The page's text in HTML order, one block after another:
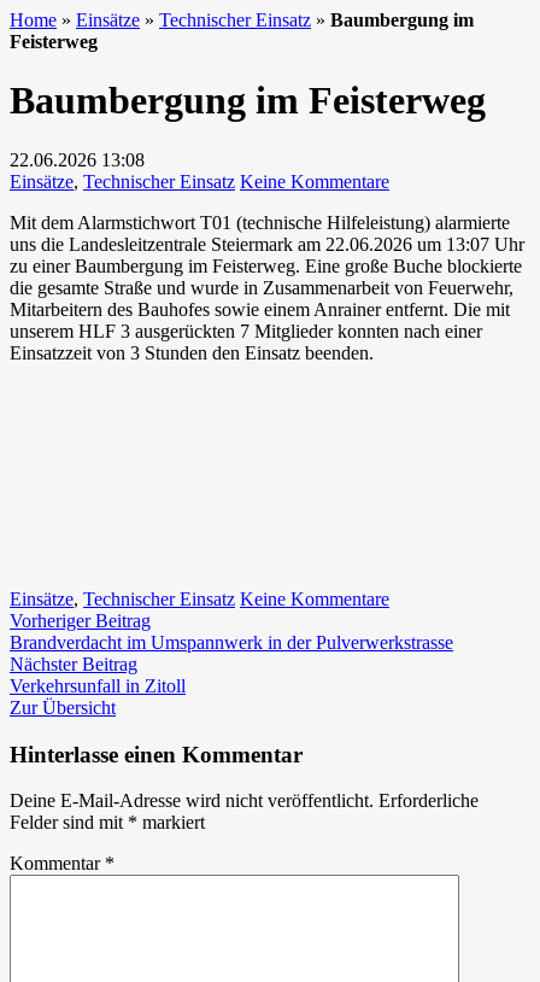
Home » Einsätze » Technischer Einsatz » Baumbergung im
Feisterweg
Baumbergung im Feisterweg
22.06.2026 13:08
Einsätze, Technischer Einsatz Keine Kommentarezu
im
Feisterweg
Mit dem Alarmstichwort T01 (technische Hilfeleistung) alarmierte
uns die Landesleitzentrale Steiermark am 22.06.2026 um 13:07 Uhr
zu einer Baumbergung im Feisterweg. Eine große Buche blockierte
die gesamte Straße und wurde in Zusammenarbeit von Feuerwehr,
Mitarbeitern des Bauhofes sowie einem Anrainer entfernt. Die mit
unserem HLF 3 ausgerückten 7 Mitglieder konnten nach einer
Einsatzzeit von 3 Stunden den Einsatz beenden.
Einsätze, Technischer Einsatz Keine Kommentarezu
im
Beitragsnavigation
Vorheriger BeitragVorheriger
Beitrag:
Brandverdacht im Umspannwerk in der Pulverwerkstrasse
Nächster BeitragNächster
Beitrag:
Verkehrsunfall in Zitoll
Zur Übersicht
Hinterlasse einen Kommentar
Deine E-Mail-Adresse wird nicht veröffentlicht. Erforderliche
Felder sind mit * markiert
Kommentar *